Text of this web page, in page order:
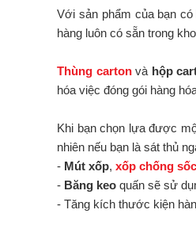
Với sản phẩm của bạn
hàng luôn có sẵn trong
Thùng cartonvà hộp
hóa việc đóng gói hàng
Khi bạn chọn lựa được
nhiên nếu bạn là sát thủ
- Mút xốp, xốp chống sốc
- Băng keo quấn sẽ sử
- Tăng kích thước kiện